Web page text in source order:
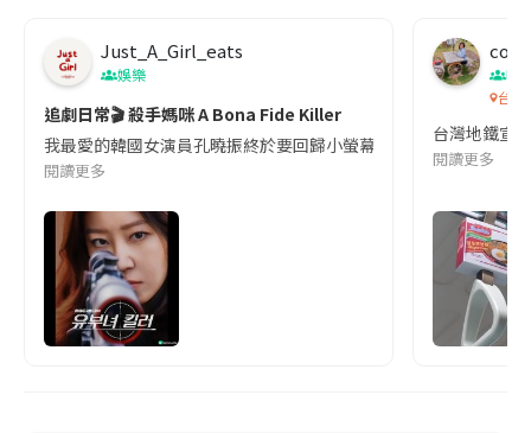
Just_A_Girl_eats
娛樂
追劇日常🎬 殺手媽咪 A Bona Fide Killer
我最愛的韓國女演員孔曉振終於要回歸小螢幕啦!這次的劇本改編
閱讀更多
co
吹
台灣
台灣地鐵宣
閱讀更多